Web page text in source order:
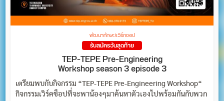
พัฒนาทักษะ/เวิร์กชอป
รับสมัครวันสุดท้าย
TEP-TEPE Pre-Engineering
Workshop season 3 episode 3
️️เตรียมพบกับกิจกรรม “TEP-TEPE Pre-Engineering Workshop“
กิจกรรมเวิร์คช็อปที่จะพาน้องๆมาค้นหาตัวเองไปพร้อมกันกับพวก